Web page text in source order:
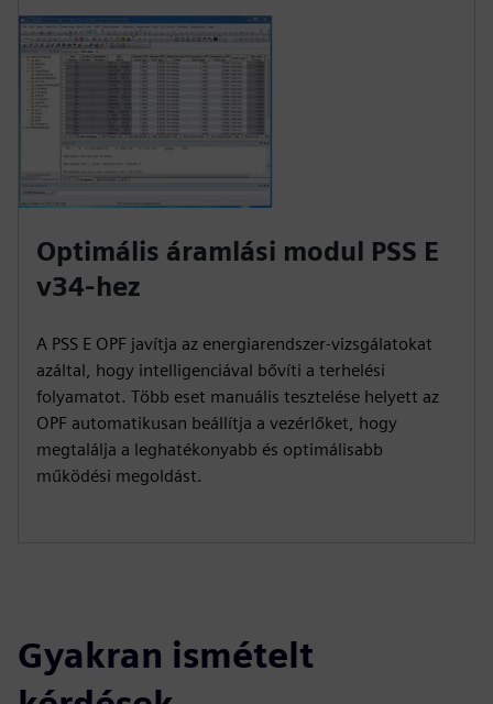
Optimális áramlási modul PSS E
v34-hez
A PSS E OPF javítja az energiarendszer-vizsgálatokat
azáltal, hogy intelligenciával bővíti a terhelési
folyamatot. Több eset manuális tesztelése helyett az
OPF automatikusan beállítja a vezérlőket, hogy
megtalálja a leghatékonyabb és optimálisabb
működési megoldást.
Gyakran ismételt